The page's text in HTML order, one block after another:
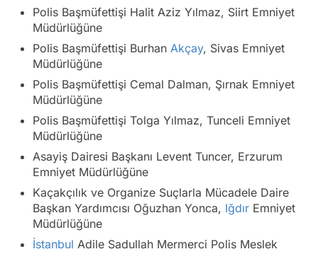
Polis Başmüfettişi Halit Aziz Yılmaz, Siirt Emniyet
Müdürlüğüne
Polis Başmüfettişi Burhan Akçay, Sivas Emniyet
Müdürlüğüne
Polis Başmüfettişi Cemal Dalman, Şırnak Emniyet
Müdürlüğüne
Polis Başmüfettişi Tolga Yılmaz, Tunceli Emniyet
Müdürlüğüne
Asayiş Dairesi Başkanı Levent Tuncer, Erzurum
Emniyet Müdürlüğüne
Kaçakçılık ve Organize Suçlarla Mücadele Daire
Başkan Yardımcısı Oğuzhan Yonca, Iğdır Emniyet
Müdürlüğüne
İstanbul Adile Sadullah Mermerci Polis Meslek